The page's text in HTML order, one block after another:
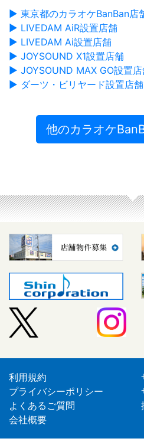
▶ 東京都のカラオケBanBan店
▶ LIVEDAM AiR設置店舗
▶ LIVEDAM Ai設置店舗
▶ JOYSOUND X1設置店舗
▶ JOYSOUND MAX GO設置店
▶ ダーツ・ビリヤード設置店舗
他のカラオケ
利用規約
プライバシーポリシー
よくあるご質問
会社概要